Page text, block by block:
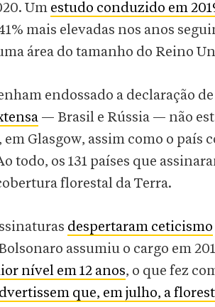
Um estudo conduzido em
mais elevadas nos anos
área do tamanho do Reino
endossado a declaração
— Brasil e Rússia — não
Glasgow, assim como o país
todo, os 131 países que
florestal da Terra.
despertaram ceticismo
assumiu o cargo em
nível em 12 anos, o que fez
que, em julho, a